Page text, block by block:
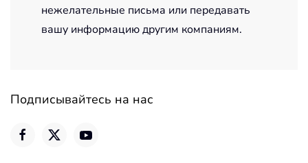
нежелательные письма или передавать
вашу информацию другим компаниям.
Подписывайтесь на нас